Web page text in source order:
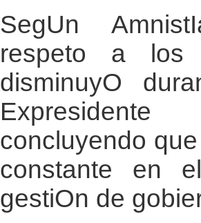
SegUn
respeto a los
disminuyO
concluyendo
constante en
gestiOn de